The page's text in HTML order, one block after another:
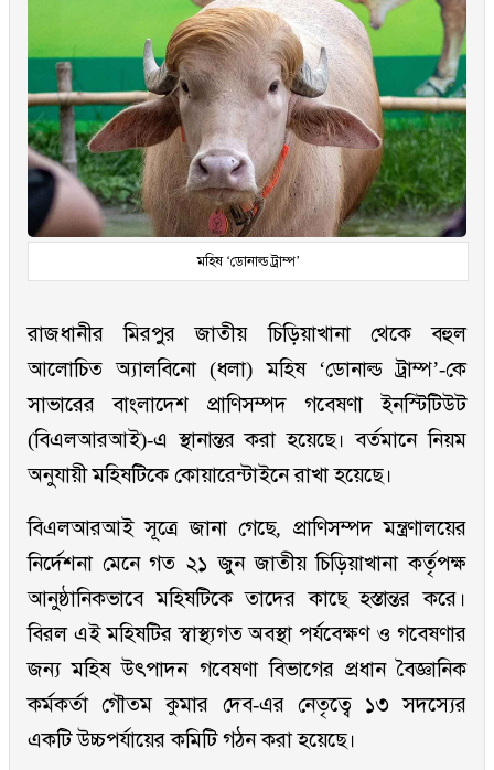
মহিষ ‘ডোনাল্ড ট্রাম্প’
রাজধানীর মিরপুর জাতীয় চিড়িয়াখানা থেকে বহুল
আলোচিত অ্যালবিনো (ধলা) মহিষ ‘ডোনাল্ড ট্রাম্প’-কে
সাভারের বাংলাদেশ প্রাণিসম্পদ গবেষণা ইনস্টিটিউট
(বিএলআরআই)-এ স্থানান্তর করা হয়েছে। বর্তমানে নিয়ম
অনুযায়ী মহিষটিকে কোয়ারেন্টাইনে রাখা হয়েছে।
বিএলআরআই সূত্রে জানা গেছে, প্রাণিসম্পদ মন্ত্রণালয়ের
নির্দেশনা মেনে গত ২১ জুন জাতীয় চিড়িয়াখানা কর্তৃপক্ষ
আনুষ্ঠানিকভাবে মহিষটিকে তাদের কাছে হস্তান্তর করে।
বিরল এই মহিষটির স্বাস্থ্যগত অবস্থা পর্যবেক্ষণ ও গবেষণার
জন্য মহিষ উৎপাদন গবেষণা বিভাগের প্রধান বৈজ্ঞানিক
কর্মকর্তা গৌতম কুমার দেব-এর নেতৃত্বে ১৩ সদস্যের
একটি উচ্চপর্যায়ের কমিটি গঠন করা হয়েছে।